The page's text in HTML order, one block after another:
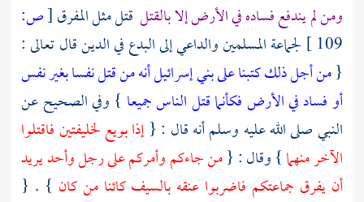
ومن لم يندفع فساده في الأرض إلا بالقتل قتل مثل المفرق[ص:
109 ] لجماعة المسلمين والداعي إلى البدع في الدين قال تعالى :
{من أجل ذلك كتبنا على بني إسرائيل أنه من قتل نفسا بغير نفس
أو فساد في الأرض فكأنما قتل الناس جميعا } وفي الصحيح عن
النبي صلى الله عليه وسلم أنه قال : {إذا بويع لخليفتين فاقتلوا
الآخر منهما} وقال : {من جاءكم وأمركم على رجل وأحد يريد
أن يفرق جماعتكم فاضربوا عنقه بالسيف كائنا من كان } . {